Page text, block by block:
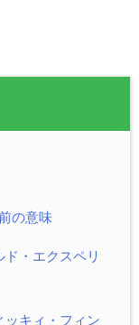
の意味
・エクスペリ
ッキィ・フィン